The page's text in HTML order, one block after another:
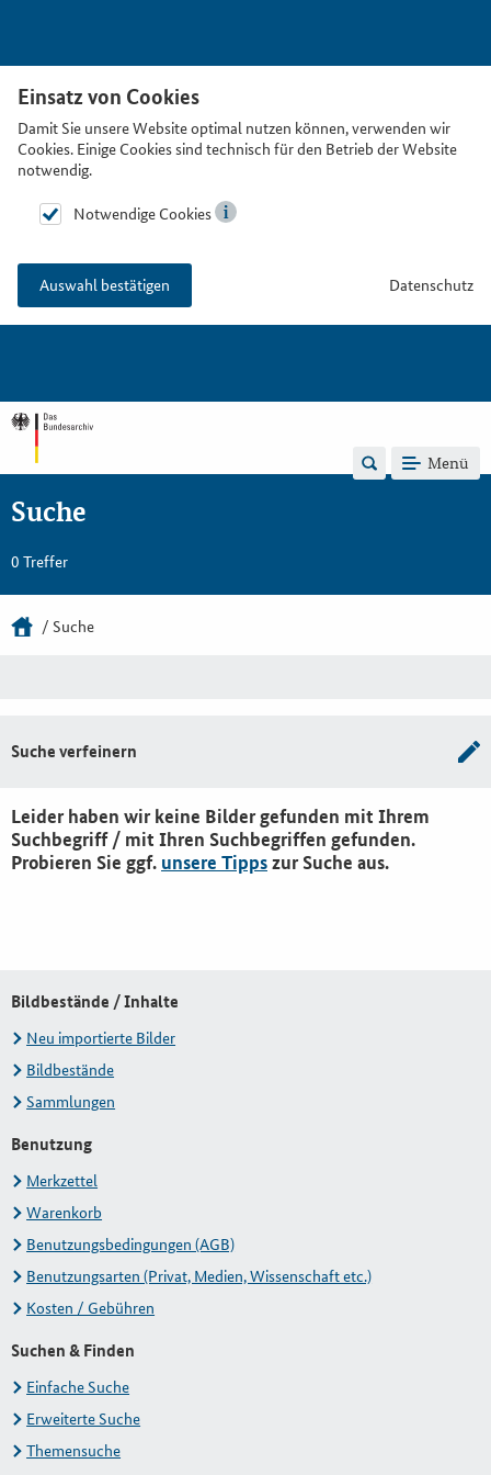
Einsatz von Cookies
Damit Sie unsere Website optimal nutzen können, verwenden wir
Cookies. Einige Cookies sind technisch für den Betrieb der Website
notwendig.
Notwendige Cookies
Auswahl bestätigen Datenschutz
Menü
Suche
0 Treffer
Suche
Suche verfeinern
Leider haben wir keine Bilder gefunden mit Ihrem
Suchbegriff / mit Ihren Suchbegriffen gefunden.
Probieren Sie ggf. unsere Tippszur Suche aus.
Bildbestände / Inhalte
Neu importierte Bilder
Bildbestände
Sammlungen
Benutzung
Merkzettel
Warenkorb
Benutzungsbedingungen (AGB)
Benutzungsarten (Privat, Medien, Wissenschaft etc.)
Kosten / Gebühren
Suchen & Finden
Einfache Suche
Erweiterte Suche
Themensuche